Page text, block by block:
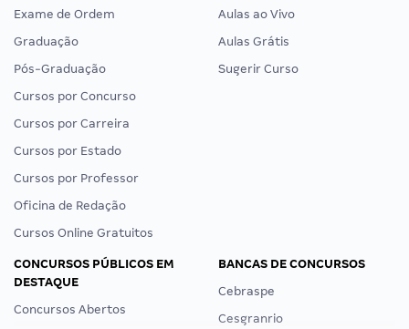
Exame de Ordem
Graduação
Pós-Graduação
Cursos por Concurso
Cursos por Carreira
Cursos por Estado
Cursos por Professor
Oficina de Redação
Cursos Online Gratuitos
Aulas ao Vivo
Aulas Grátis
Sugerir Curso
CONCURSOS PÚBLICOS EM
DESTAQUE
Concursos Abertos
BANCAS DE CONCURSOS
Cebraspe
Cesgranrio